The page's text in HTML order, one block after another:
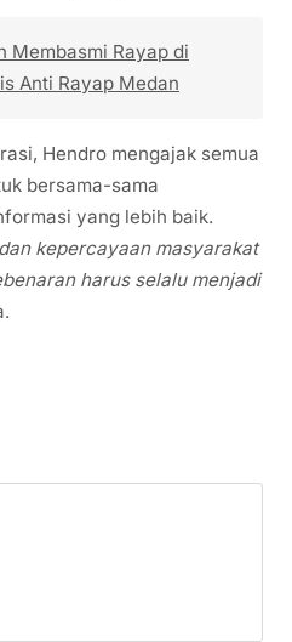
Membasmi Rayap di
Anti Rayap Medan
Hendro mengajak semua
bersama-sama
yang lebih baik.
kepercayaan masyarakat
harus selalu menjadi